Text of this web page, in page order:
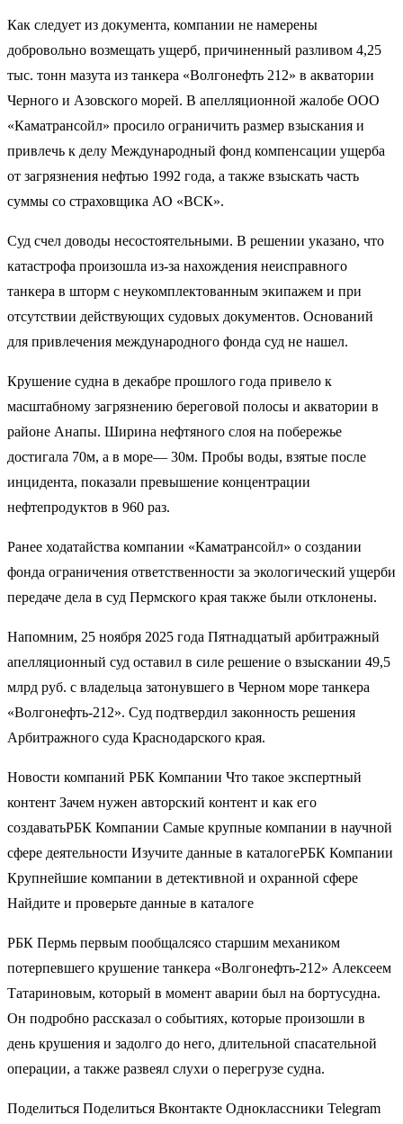
Как следует из документа, компании не намерены
добровольно возмещать ущерб, причиненный разливом 4,25
тыс. тонн мазута из танкера «Волгонефть 212» в акватории
Черного и Азовского морей. В апелляционной жалобе ООО
«Каматрансойл» просило ограничить размер взыскания и
привлечь к делу Международный фонд компенсации ущерба
от загрязнения нефтью 1992 года, а также взыскать часть
суммы со страховщика АО «ВСК».
Суд счел доводы несостоятельными. В решении указано, что
катастрофа произошла из-за нахождения неисправного
танкера в шторм с неукомплектованным экипажем и при
отсутствии действующих судовых документов. Оснований
для привлечения международного фонда суд не нашел.
Крушение судна в декабре прошлого года привело к
масштабному загрязнению береговой полосы и акватории в
районе Анапы. Ширина нефтяного слоя на побережье
достигала 70м, а в море— 30м. Пробы воды, взятые после
инцидента, показали превышение концентрации
нефтепродуктов в 960 раз.
Ранее ходатайства компании «Каматрансойл» о создании
фонда ограничения ответственности за экологический ущерби
передаче дела в суд Пермского края также были отклонены.
Напомним, 25 ноября 2025 года Пятнадцатый арбитражный
апелляционный суд оставил в силе решение о взыскании 49,5
млрд руб. с владельца затонувшего в Черном море танкера
«Волгонефть-212». Суд подтвердил законность решения
Арбитражного суда Краснодарского края.
Новости компаний РБК Компании Что такое экспертный
контент Зачем нужен авторский контент и как его
создаватьРБК Компании Самые крупные компании в научной
сфере деятельности Изучите данные в каталогеРБК Компании
Крупнейшие компании в детективной и охранной сфере
Найдите и проверьте данные в каталоге
РБК Пермь первым пообщалсясо старшим механиком
потерпевшего крушение танкера «Волгонефть-212» Алексеем
Татариновым, который в момент аварии был на бортусудна.
Он подробно рассказал о событиях, которые произошли в
день крушения и задолго до него, длительной спасательной
операции, а также развеял слухи о перегрузе судна.
Поделиться Поделиться Вконтакте Одноклассники Telegram